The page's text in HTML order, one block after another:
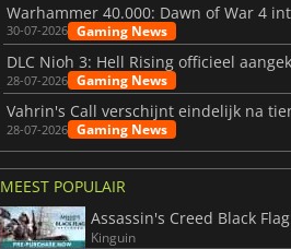
30-07-2026 Gaming News
DLC Nioh 3: Hell Rising officieel
28-07-2026 Gaming News
28-07-2026 Gaming News
MEEST POPULAIR
Kinguin